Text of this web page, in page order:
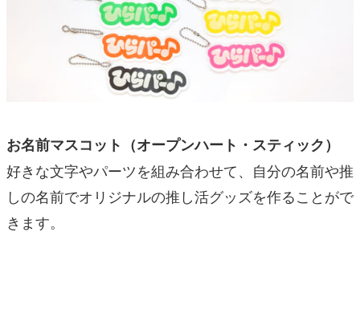
お名前マスコット（オープンハート・スティック）
好きな文字やパーツを組み合わせて、自分の名前や推
しの名前でオリジナルの推し活グッズを作ることがで
きます。